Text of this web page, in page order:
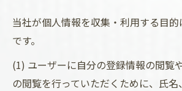
当社が個人情報を収集・利用する目
です。
(1) ユーザーに自分の登録情報の閲覧
の閲覧を行っていただくために、氏名